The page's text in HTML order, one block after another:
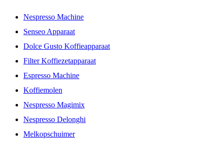
Nespresso Machine
Senseo Apparaat
Dolce Gusto Koffieapparaat
Filter Koffiezetapparaat
Espresso Machine
Koffiemolen
Nespresso Magimix
Nespresso Delonghi
Melkopschuimer